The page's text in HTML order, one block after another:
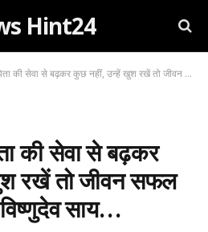
Hint24
सेवा से बढ़कर कुछ नहीं, उन्हें खुश रखें तो जीवन सफल होगा : मुख्यमंत्री विष्णुदेव साय…
की सेवा से बढ़कर
रखें तो जीवन सफल
साय…